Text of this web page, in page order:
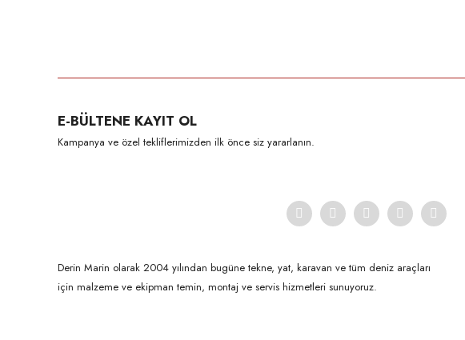
Ürün açıklamasında eksik bilgiler bulunuyor.
Ürün bilgilerinde hatalar bulunuyor.
E-BÜLTENE KAYIT OL
Kampanya ve özel tekliflerimizden ilk önce siz yararlanın.
Derin Marin olarak 2004 yılından bugüne tekne, yat, karavan ve tüm deniz araçları
için malzeme ve ekipman temin, montaj ve servis hizmetleri sunuyoruz.